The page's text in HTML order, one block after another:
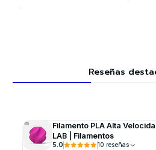
Reseñas
Filamento PLA Alta
LAB | Filamentos
5.0 10 reseñas